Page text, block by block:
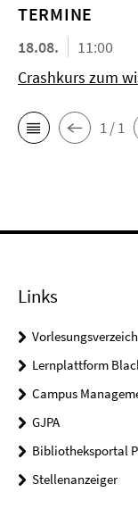
TERMINE
18.08.
11:00
Crashkurs zum
1 / 1
Links
Lernplattform
Campus
GJPA
Bibliotheksportal
Stellenanzeiger